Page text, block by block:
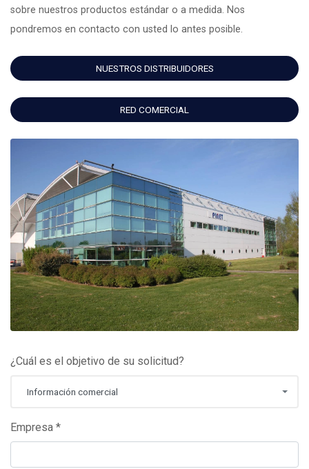
sobre nuestros productos estándar o a medida. Nos
pondremos en contacto con usted lo antes posible.
NUESTROS DISTRIBUIDORES
RED COMERCIAL
¿Cuál es el objetivo de su solicitud?
Información comercial
Empresa *